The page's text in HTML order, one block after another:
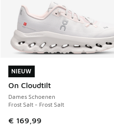
NIEUW
On Cloudtilt
Dames Schoenen
Frost Salt - Frost Salt
€ 169,99
NIEUW